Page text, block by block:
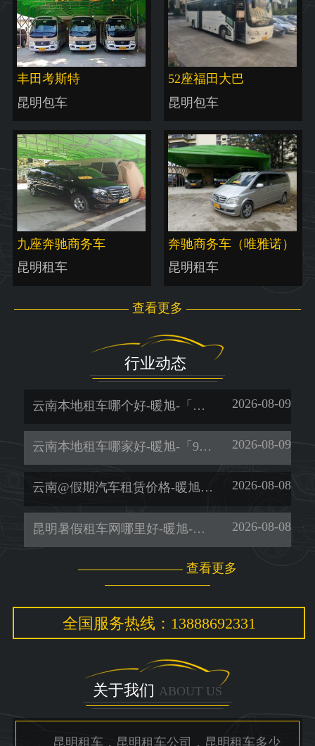
丰田考斯特
昆明包车
52座福田大巴
昆明包车
九座奔驰商务车
昆明租车
奔驰商务车（唯雅诺）
昆明租车
查看更多
行业动态
云南本地租车哪个好-暖旭-「昆明租车公司价格表」 2026-08-09
云南本地租车哪家好-暖旭-「9座商务车租赁」 2026-08-09
云南@假期汽车租赁价格-暖旭-「租车网」 2026-08-08
昆明暑假租车网哪里好-暖旭-「便捷安心」 2026-08-08
查看更多
全国服务热线：13888692331
关于我们 ABOUT US
昆明租车，昆明租车公司，昆明租车多少